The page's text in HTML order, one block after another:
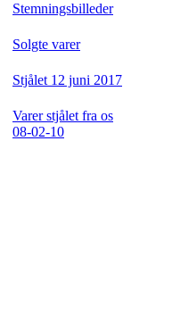
Stemningsbilleder
Solgte varer
Stjålet 12 juni 2017
Varer stjålet fra os
08-02-10